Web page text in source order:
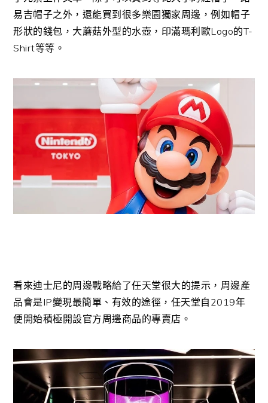
易吉帽子之外，還能買到很多樂園獨家周邊，例如帽子
形狀的錢包，大蘑菇外型的水壺，印滿瑪利歐Logo的T-
Shirt等等。
看來迪士尼的周邊戰略給了任天堂很大的提示，周邊產
品會是IP變現最簡單、有效的途徑，任天堂自2019年
便開始積極開設官方周邊商品的專賣店。